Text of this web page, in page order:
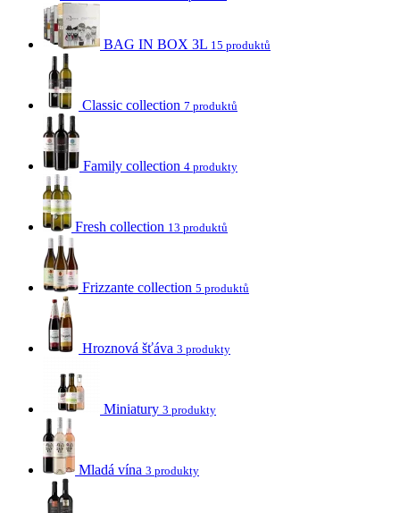
BAG IN BOX 3L 15 produktů
Classic collection 7 produktů
Family collection 4 produkty
Fresh collection 13 produktů
Frizzante collection 5 produktů
Hroznová šťáva 3 produkty
Miniatury 3 produkty
Mladá vína 3 produkty